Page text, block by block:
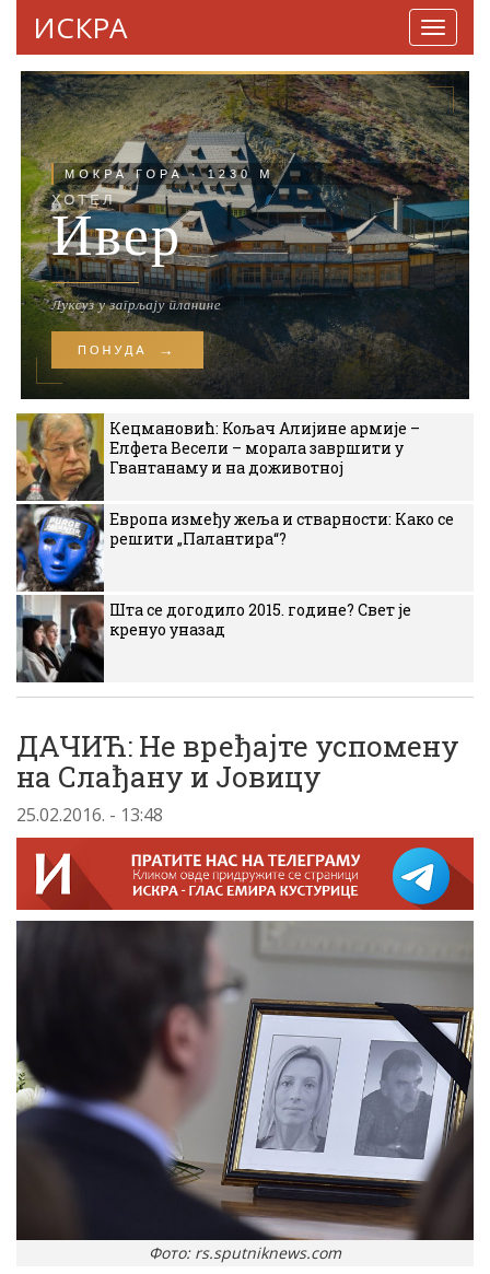
ИСКРА
Кецмановић: Кољач Алијине армије –
Елфета Весели – морала завршити у
Гвантанаму и на доживотној
Европа између жеља и стварности: Како се
решити „Палантира“?
Шта се догодило 2015. године? Свет је
кренуо уназад
ДАЧИЋ: Не вређајте успомену
на Слађану и Јовицу
25.02.2016. - 13:48
Фото: rs.sputniknews.com